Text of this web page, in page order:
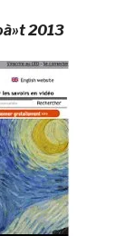
2013